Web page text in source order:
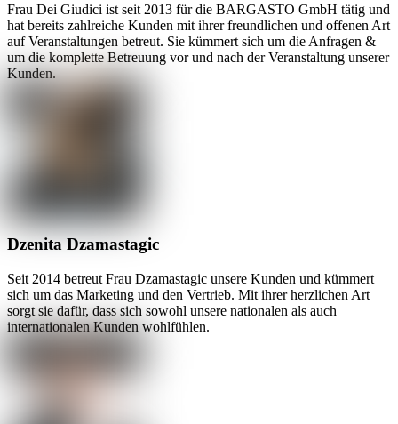
Frau Dei Giudici ist seit 2013 für die BARGASTO GmbH tätig und
hat bereits zahlreiche Kunden mit ihrer freundlichen und offenen Art
auf Veranstaltungen betreut. Sie kümmert sich um die Anfragen &
um die komplette Betreuung vor und nach der Veranstaltung unserer
Kunden.
Dzenita Dzamastagic
Seit 2014 betreut Frau Dzamastagic unsere Kunden und kümmert
sich um das Marketing und den Vertrieb. Mit ihrer herzlichen Art
sorgt sie dafür, dass sich sowohl unsere nationalen als auch
internationalen Kunden wohlfühlen.